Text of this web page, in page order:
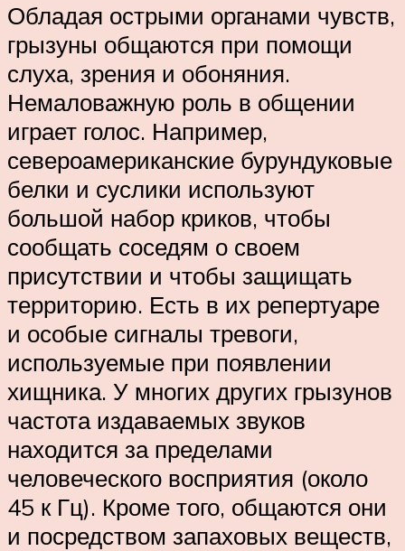
Обладая острыми органами чувств,
грызуны общаются при помощи
слуха, зрения и обоняния.
Немаловажную роль в общении
играет голос. Например,
североамериканские бурундуковые
белки и суслики используют
большой набор криков, чтобы
сообщать соседям о своем
присутствии и чтобы защищать
территорию. Есть в их репертуаре
и особые сигналы тревоги,
используемые при появлении
хищника. У многих других грызунов
частота издаваемых звуков
находится за пределами
человеческого восприятия (около
45 к Гц). Кроме того, общаются они
и посредством запаховых веществ,